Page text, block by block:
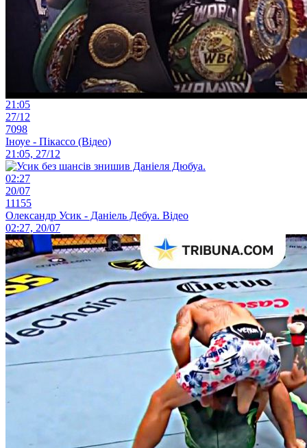
21:05
27/12
7098
Іноуе - Пікассо (Відео)
21:05, 27/12
02:27
20/07
11155
Олександр Усик - Даніель Дебуа. Відео
02:27, 20/07